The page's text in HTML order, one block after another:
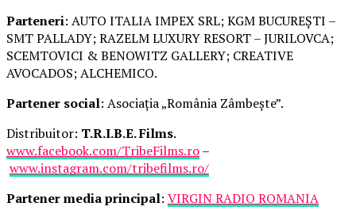
Parteneri: AUTO ITALIA IMPEX SRL; KGM BUCUREȘTI –
SMT PALLADY; RAZELM LUXURY RESORT – JURILOVCA;
SCEMTOVICI & BENOWITZ GALLERY; CREATIVE
AVOCADOS; ALCHEMICO.
Partener social: Asociația „România Zâmbește”.
Distribuitor: T.R.I.B.E. Films.
www.facebook.com/TribeFilms.ro–
www.instagram.com/tribefilms.ro/
Partener media principal: VIRGIN RADIO ROMANIA